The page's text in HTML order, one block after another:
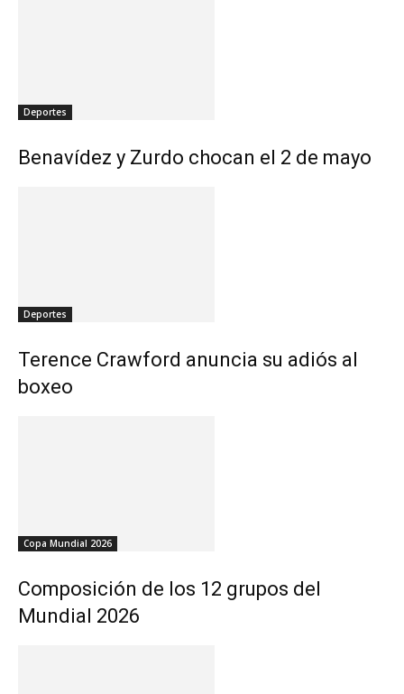
Deportes
Benavídez y Zurdo chocan el 2 de mayo
Deportes
Terence Crawford anuncia su adiós al
boxeo
Copa Mundial 2026
Composición de los 12 grupos del
Mundial 2026